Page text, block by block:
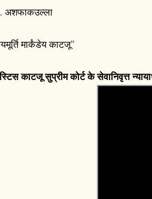
अशफाकउल्ला
मार्कंडेय काटजू”
काटजू सुप्रीम कोर्ट के सेवानिवृत्त